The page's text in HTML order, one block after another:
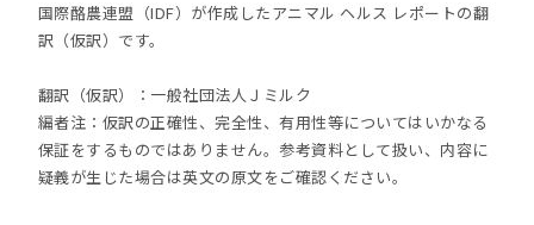
国際酪農連盟（IDF）が作成したアニマル ヘルス レポートの翻
訳（仮訳）です。
翻訳（仮訳）：一般社団法人Ｊミルク
編者注：仮訳の正確性、完全性、有用性等についてはいかなる
保証をするものではありません。参考資料として扱い、内容に
疑義が生じた場合は英文の原文をご確認ください。